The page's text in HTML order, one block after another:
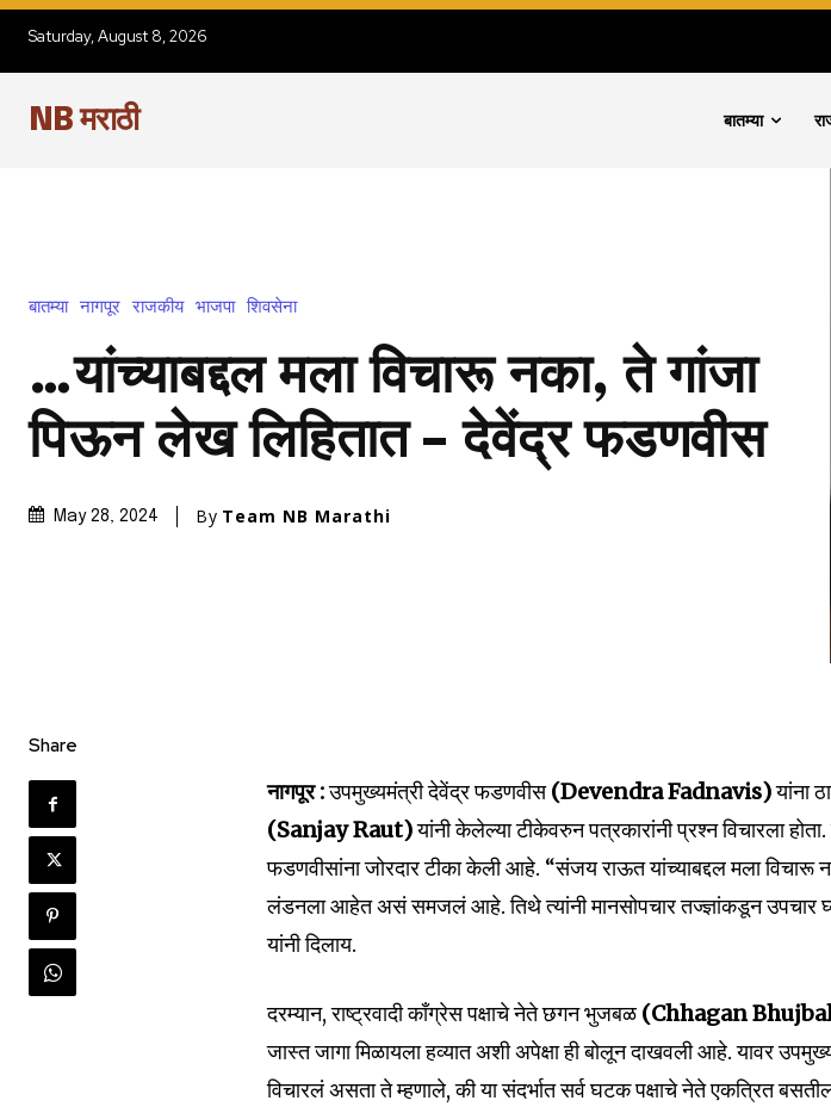
of the conversation.
To subscribe, simply enter your email address on our website or
the subscribe button below. Don't worry, we respect your privacy
6,300 32,111
Saturday, August 8, 2026
NB मराठी बातम्या
बातम्या नागपूर राजकीय भाजपा शिवसेना
…यांच्याबद्दल मला विचारू नका, ते गांजा
पिऊन लेख लिहितात – देवेंद्र फडणवीस
May 28, 2024 By Team NB Marathi
Share
नागपूर :उपमुख्यमंत्री देवेंद्र फडणवीस(Devendra Fadnavis)यांना
(Sanjay Raut)यांनी केलेल्या टीकेवरुन पत्रकारांनी प्रश्न विचारला होता.
फडणवीसांना जोरदार टीका केली आहे. “संजय राऊत यांच्याबद्दल मला विचारू
लंडनला आहेत असं समजलं आहे. तिथे त्यांनी मानसोपचार तज्ज्ञांकडून उपचार
यांनी दिलाय.
दरम्यान, राष्ट्रवादी काँग्रेस पक्षाचे नेते छगन भुजबळ (Chhagan
जास्त जागा मिळायला हव्यात अशी अपेक्षा ही बोलून दाखवली आहे. यावर
विचारलं असता ते म्हणाले, की या संदर्भात सर्व घटक पक्षाचे नेते एकत्रित